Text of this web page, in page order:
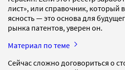
лист», или справочник, который
ясность — это основа для
рынка патентов, уверен он.
Материал по теме
Сейчас сложно договориться о